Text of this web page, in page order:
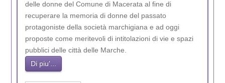
delle donne del Comune di Macerata al fine di
recuperare la memoria di donne del passato
protagoniste della società marchigiana e ad oggi
proposte come meritevoli di intitolazioni di vie e spazi
pubblici delle città delle Marche.
Di piu'...